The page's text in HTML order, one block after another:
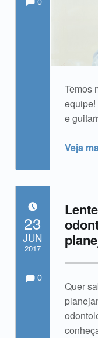
Temos
equipe!
e
Veja
Quer
POSTADO EM:
23
JUN
2017
Escrito por: 0